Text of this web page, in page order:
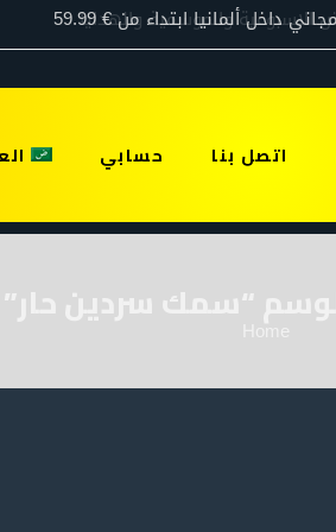
اتصل بنا حسابي